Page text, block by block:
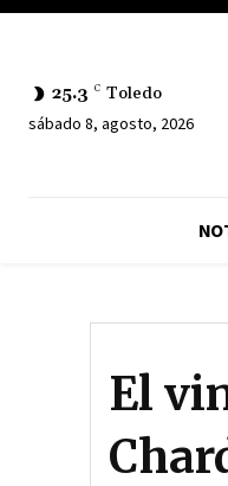
25.3 C Toledo
sábado 8, agosto, 2026
El